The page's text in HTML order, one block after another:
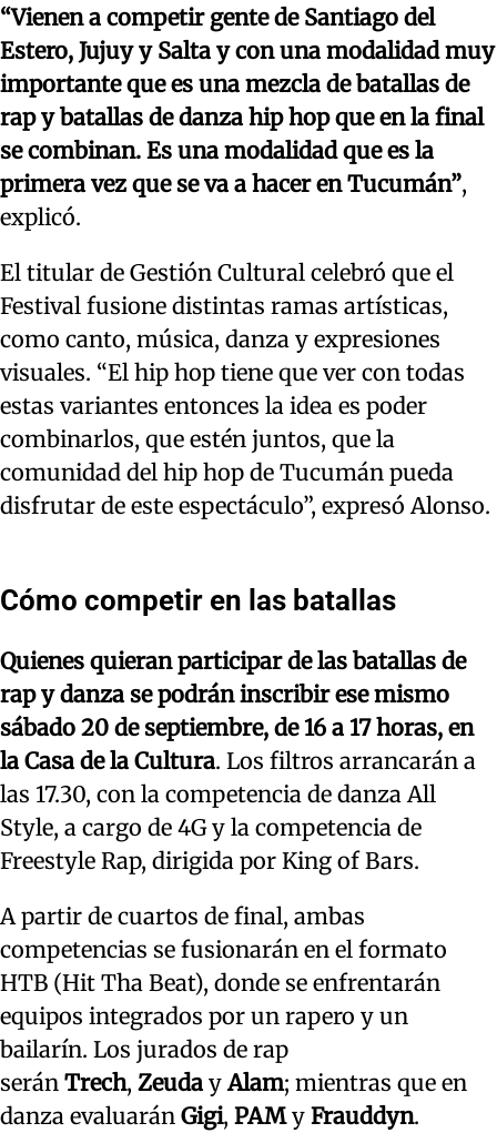
“Vienen a competir gente de Santiago del
Estero, Jujuy y Salta y con una modalidad muy
importante que es una mezcla de batallas de
rap y batallas de danza hip hop que en la final
se combinan. Es una modalidad que es la
primera vez que se va a hacer en Tucumán”,
explicó.
El titular de Gestión Cultural celebró que el
Festival fusione distintas ramas artísticas,
como canto, música, danza y expresiones
visuales. “El hip hop tiene que ver con todas
estas variantes entonces la idea es poder
combinarlos, que estén juntos, que la
comunidad del hip hop de Tucumán pueda
disfrutar de este espectáculo”, expresó Alonso.
Cómo competir en las batallas
Quienes quieran participar de las batallas de
rap y danza se podrán inscribir ese mismo
sábado 20 de septiembre, de 16 a 17 horas, en
la Casa de la Cultura. Los filtros arrancarán a
las 17.30, con la competencia de danza All
Style, a cargo de 4G y la competencia de
Freestyle Rap, dirigida por King of Bars.
A partir de cuartos de final, ambas
competencias se fusionarán en el formato
HTB (Hit Tha Beat), donde se enfrentarán
equipos integrados por un rapero y un
bailarín. Los jurados de rap
serán Trech, Zeuda yAlam; mientras que en
danza evaluarán Gigi, PAMy Frauddyn.